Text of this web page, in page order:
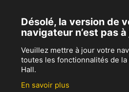
Désolé, la version de
navigateur n’est pas
Veuillez mettre à jour votre
toutes les fonctionnalités de
Hall.
En savoir plus